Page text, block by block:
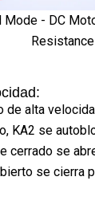
- DC
Resistance
de alta
KA2 se
cerrado se
se cierra